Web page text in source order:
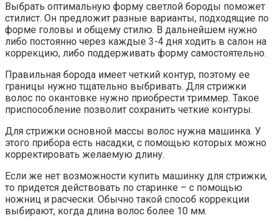
Выбрать оптимальную форму светлой бороды поможет
стилист. Он предложит разные варианты, подходящие по
форме головы и общему стилю. В дальнейшем нужно
либо постоянно через каждые 3-4 дня ходить в салон на
коррекцию, либо поддерживать форму самостоятельно.
Правильная борода имеет четкий контур, поэтому ее
границы нужно тщательно выбривать. Для стрижки
волос по окантовке нужно приобрести триммер. Такое
приспособление позволит сохранить четкие контуры.
Для стрижки основной массы волос нужна машинка. У
этого прибора есть насадки, с помощью которых можно
корректировать желаемую длину.
Если же нет возможности купить машинку для стрижки,
то придется действовать по старинке – с помощью
ножниц и расчески. Обычно такой способ коррекции
выбирают, когда длина волос более 10 мм.